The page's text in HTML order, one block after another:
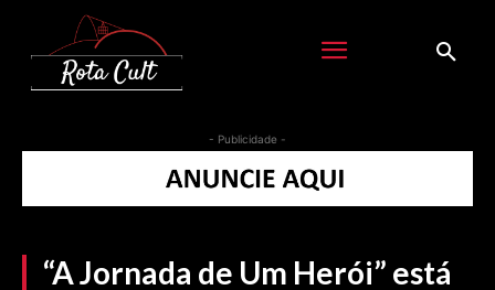
- Publicidade -
“A Jornada de Um Herói” está